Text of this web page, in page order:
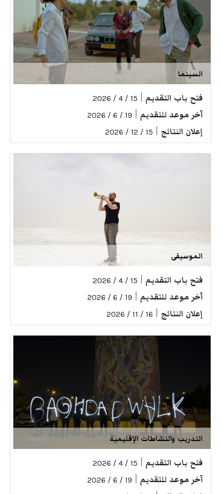
السينما
فتح باب التقديم 15 / 4 / 2026
آخر موعد للتقديم 19 / 6 / 2026
إعلان النتائج 15 / 12 / 2026
الموسيقى
فتح باب التقديم 15 / 4 / 2026
آخر موعد للتقديم 19 / 6 / 2026
إعلان النتائج 16 / 11 / 2026
التدريب والنشاطات الإقليمية
فتح باب التقديم 15 / 4 / 2026
آخر موعد للتقديم 19 / 6 / 2026